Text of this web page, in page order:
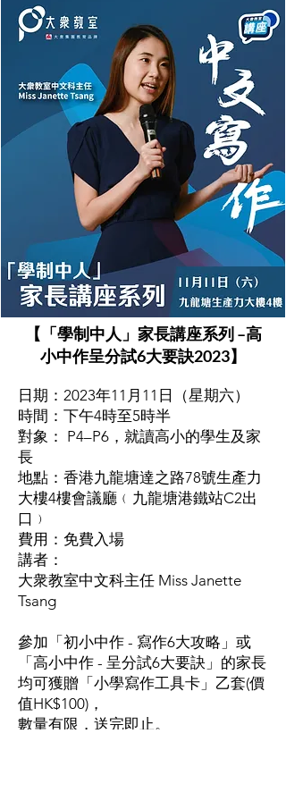
【「學制中人」家長講座系列 –高
小中作呈分試6大要訣2023】
日期：2023年11月11日（星期六）
時間：下午4時至5時半
對象： P4–P6，就讀高小的學生及家
長
地點：香港九龍塘達之路78號生產力
大樓4樓會議廳﹙九龍塘港鐵站C2出
口﹚
費用：免費入場
講者：
大衆教室中文科主任 Miss Janette
Tsang
參加「初小中作 - 寫作6大攻略」或
「高小中作 - 呈分試6大要訣」的家長
均可獲贈「小學寫作工具卡」乙套(價
值HK$100)，
數量有限，送完即止。